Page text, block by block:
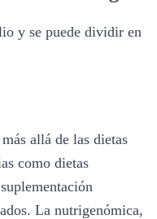
y se puede dividir en
allá de las dietas
como dietas
La nutrigenómica,